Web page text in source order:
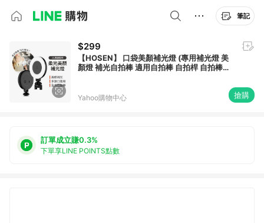
筆記
$299
【HOSEN】 口袋美顏補光燈 (專用補光燈 美
顏燈 補光自拍棒 適用自拍棒 自拍桿 自拍棒補
Yahoo購物中心 搶購
訂單成立賺0.3%
下單享LINE POINTS點數